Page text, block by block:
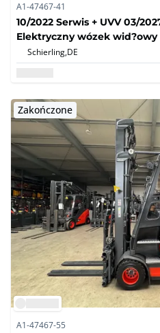
A1-47467-41
10/2022 Serwis + UVV 03/
Elektryczny wózek
Schierling,DE
Zakończone
A1-47467-55